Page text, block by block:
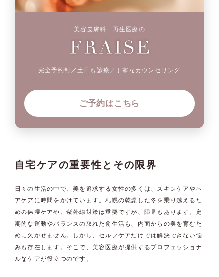
美容皮膚科・再生医療の
完全予約制／土日も診療／丁寧なカウンセリング
ご予約はこちら
自宅ケアの重要性とその限界
日々の生活の中で、美を追求する女性の多くは、スキンケアやヘ
アケアに時間をかけています。札幌の乾燥した冬を乗り越えるた
めの保湿ケアや、紫外線対策は重要ですが、限界もあります。定
期的な運動やバランスの取れた食生活も、内面からの美を育むた
めに欠かせません。しかし、セルフケアだけでは解決できない悩
みも存在します。そこで、美容医療が提供するプロフェッショナ
ルなケアが役立つのです。